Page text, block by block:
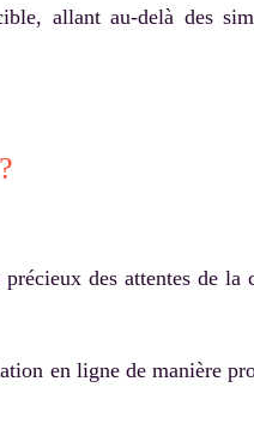
allant au-delà des
des attentes de la
en ligne de manière